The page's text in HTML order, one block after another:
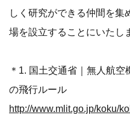
しく研究ができる仲間を集
場を設立することにいたし
＊1. 国土交通省｜無人航空
の飛行ルール
http://www.mlit.go.jp/koku/